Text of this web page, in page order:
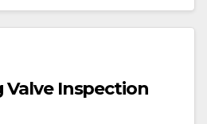
Valve Inspection